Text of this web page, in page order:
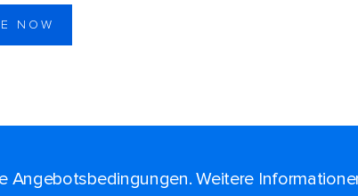
NOW
Angebotsbedingungen. Weitere